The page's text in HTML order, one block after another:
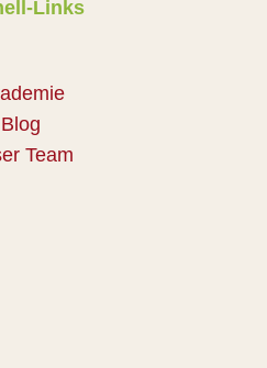
Links
Blog
Team